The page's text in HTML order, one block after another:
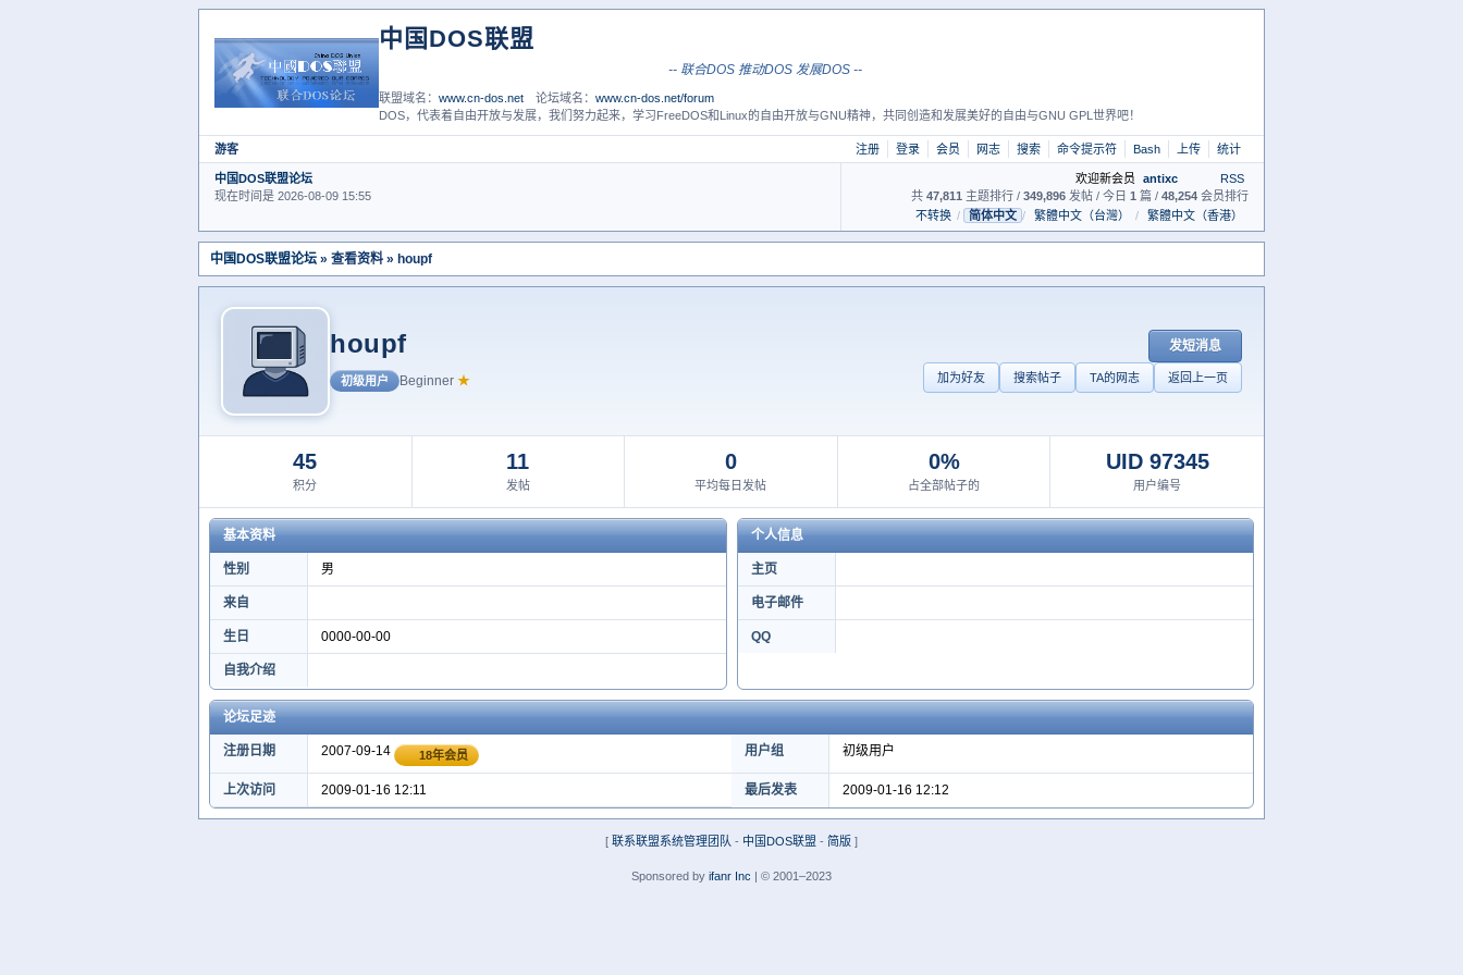
中国DOS联盟
-- 联合DOS 推动DOS 发展DOS --
联盟域名：www.cn-dos.net 论坛域名：www.cn-dos.net/forum
DOS，代表着自由开放与发展，我们努力起来，学习FreeDOS和Linux的自由开放与GNU精神，共同创造和发展美好的自由与GNU GPL世界吧！
游客 注册 登录 会员 网志 搜索 命令提示符 Bash 上传 统计
中国DOS联盟论坛
现在时间是 2026-08-09 15:55
欢迎新会员 antixc
RSS
共 47,811 主题排行 / 349,896 发帖 / 今日 1 篇 / 48,254 会员排行
不转换 / 简体中文 / 繁體中文（台灣） / 繁體中文（香港）
中国DOS联盟论坛 » 查看资料 » houpf
houpf
初级用户 Beginner ★
发短消息
加为好友 搜索帖子 TA的网志 返回上一页
45
积分
11
发帖
0
平均每日发帖
0%
占全部帖子的
UID 97345
用户编号
基本资料
性别 男
来自
生日 0000-00-00
自我介绍
个人信息
主页
电子邮件
QQ
论坛足迹
注册日期 2007-09-14 18年会员 用户组 初级用户
上次访问 2009-01-16 12:11 最后发表 2009-01-16 12:12
[ 联系联盟系统管理团队 - 中国DOS联盟 - 简版 ]
Sponsored by ifanr Inc | © 2001–2023